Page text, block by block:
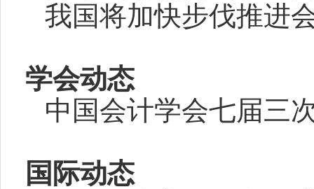
我国将加快步伐推进
学会动态
中国会计学会七届三
国际动态